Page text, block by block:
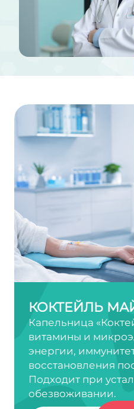
КОКТЕЙЛЬ
Капельница
витамины и
энергии,
восстановления
Подходит при
обезвоживании.